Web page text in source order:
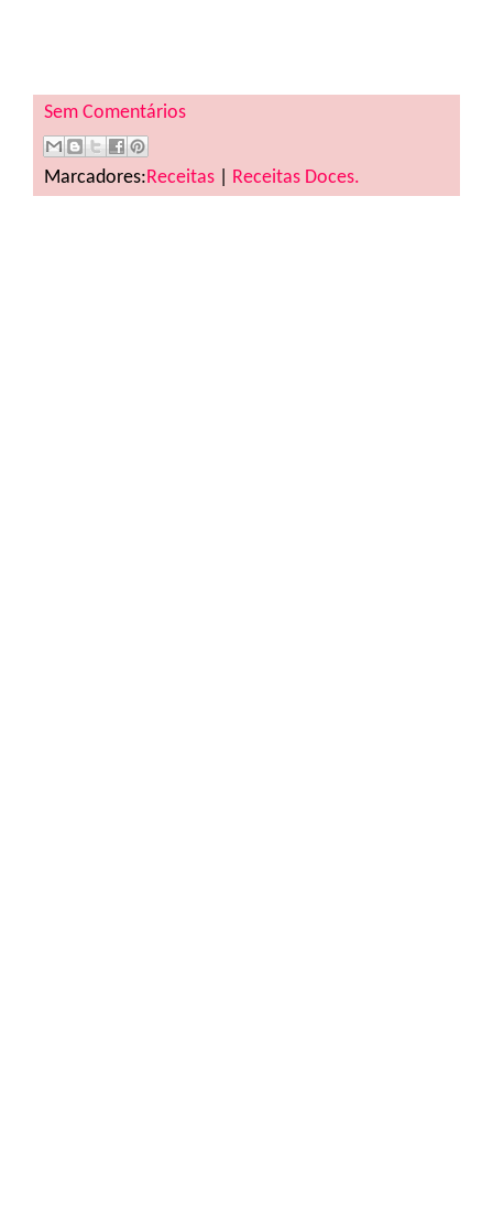
Sem Comentários
Marcadores: Receitas Receitas Doces.